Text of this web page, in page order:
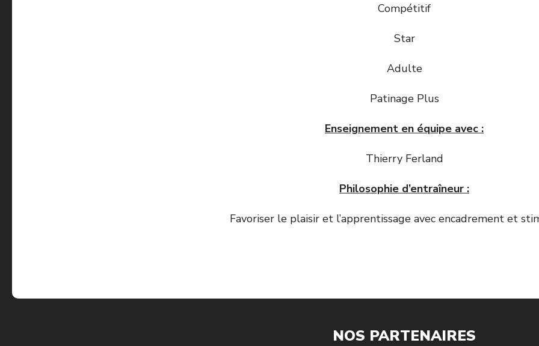
Compétitif
Star
Adulte
Patinage Plus
Enseignement en équipe avec :
Thierry Ferland
Philosophie d’entraîneur :
Favoriser le plaisir et l’apprentissage avec encadrement et
NOS PARTENAIRES